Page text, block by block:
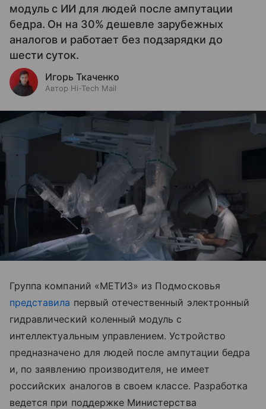
модуль с ИИ для людей после ампутации
бедра. Он на 30% дешевле зарубежных
аналогов и работает без подзарядки до
шести суток.
Игорь Ткаченко
Автор Hi-Tech Mail
Группа компаний «МЕТИЗ» из Подмосковья
представила первый отечественный электронный
гидравлический коленный модуль с
интеллектуальным управлением. Устройство
предназначено для людей после ампутации бедра
и, по заявлению производителя, не имеет
российских аналогов в своем классе. Разработка
ведется при поддержке Министерства